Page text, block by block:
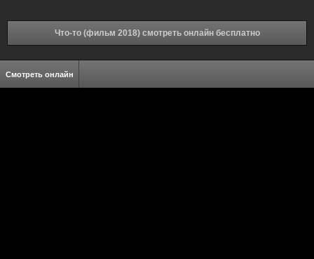
Что-то (фильм 2018) смотреть онлайн бесплатно
Смотреть онлайн